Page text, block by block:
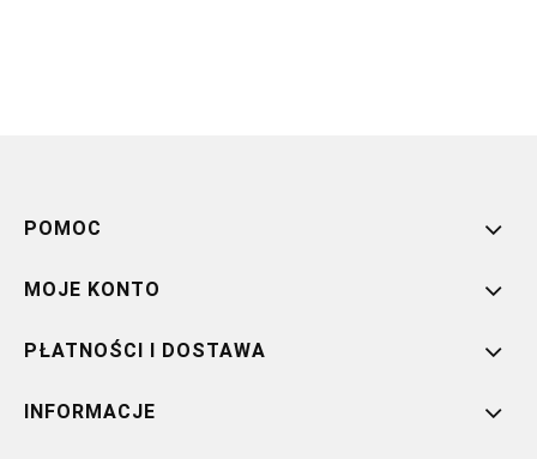
POMOC
MOJE KONTO
PŁATNOŚCI I DOSTAWA
INFORMACJE